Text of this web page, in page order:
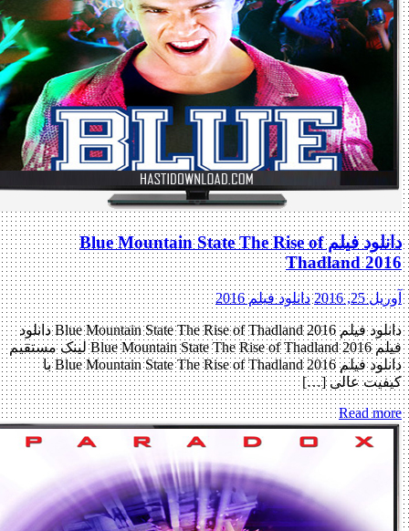
دانلود فیلم Blue Mountain State The Rise of
Thadland 2016
آوریل 25, 2016 دانلود فیلم 2016
دانلود فیلم Blue Mountain State The Rise of Thadland 2016 دانلود
فیلم Blue Mountain State The Rise of Thadland 2016 لینک مستقیم
دانلود فیلم Blue Mountain State The Rise of Thadland 2016 با
کیفیت عالی […]
Read more